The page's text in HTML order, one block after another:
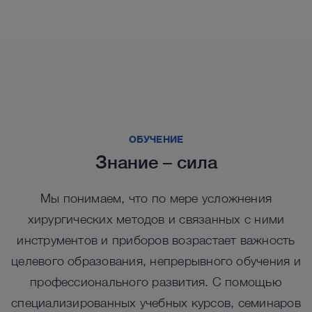
IMAGE 1 S™
IMAGE 1 S™
Ключевые продукты для компактного
Данные компоненты позволят вам составить
систему, соответствующую вашим потребностям.
визуализации FULL HD
систему, соответствующую вашим потребностям.
ОБУЧЕНИЕ
Знание – сила
Мы понимаем, что по мере усложнения
хирургических методов и связанных с ними
инструментов и приборов возрастает важность
целевого образования, непрерывного обучения и
профессионального развития. С помощью
специализированных учебных курсов, семинаров